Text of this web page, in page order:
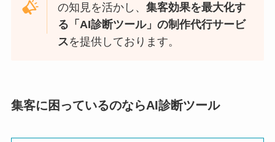
の知見を活かし、集客効果を最大化す
る「AI診断ツール」の制作代行サービ
スを提供しております。
集客に困っているのならAI診断ツール